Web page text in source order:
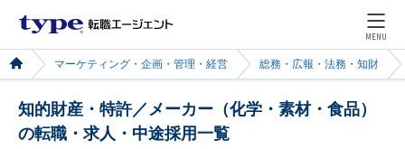
MENU
マーケティング・企画・管理・経営 総務・広報・法務・知財
知的財産・特許／メーカー（化学・素材・食品）
の転職・求人・中途採用一覧